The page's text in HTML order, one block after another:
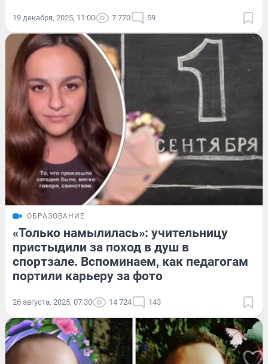
19 декабря, 2025, 11:00 7 770 59
ОБРАЗОВАНИЕ
«Только намылилась»: учительницу
пристыдили за поход в душ в
спортзале. Вспоминаем, как педагогам
портили карьеру за фото
26 августа, 2025, 07:30 14 724 143